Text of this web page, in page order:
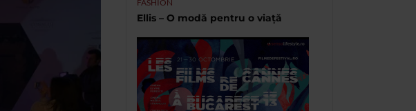
FASHION
Ellis – O modă pentru o viață